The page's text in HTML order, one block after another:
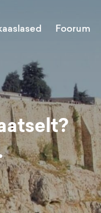
Foorum